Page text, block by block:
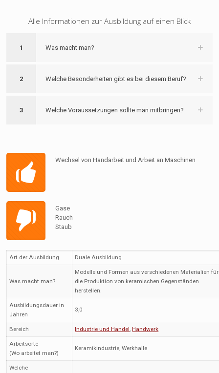
Alle Informationen zur Ausbildung auf einen Blick
1 Was macht man?
2 Welche Besonderheiten gibt es bei diesem Beruf?
3 Welche Voraussetzungen sollte man mitbringen?
Wechsel von Handarbeit und Arbeit an Maschinen
Gase
Rauch
Staub
Art der Ausbildung Duale Ausbildung
Was macht man?
Modelle und Formen aus verschiedenen Materialien für
die Produktion von keramischen Gegenständen
herstellen.
Ausbildungsdauer in
Jahren
3,0
Bereich Industrie und Handel,Handwerk
Arbeitsorte
(Wo arbeitet man?)
Keramikindustrie, Werkhalle
Welche